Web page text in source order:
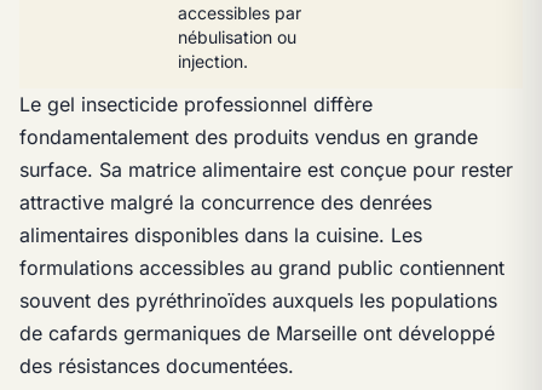
accessibles par
nébulisation ou
injection.
Le gel insecticide professionnel diffère
fondamentalement des produits vendus en grande
surface. Sa matrice alimentaire est conçue pour rester
attractive malgré la concurrence des denrées
alimentaires disponibles dans la cuisine. Les
formulations accessibles au grand public contiennent
souvent des pyréthrinoïdes auxquels les populations
de cafards germaniques de Marseille ont développé
des résistances documentées.